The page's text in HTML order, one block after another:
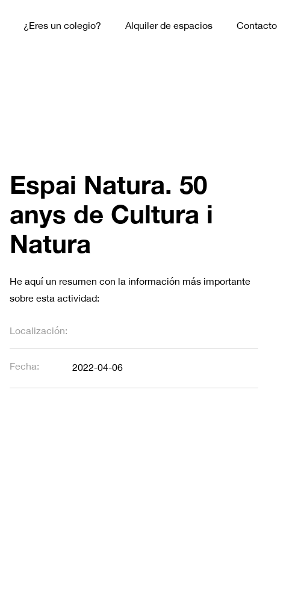
¿Eres un colegio? Alquiler de espacios Contacto
Espai Natura. 50
anys de Cultura i
Natura
He aquí un resumen con la información más importante
sobre esta actividad:
Localización:
Fecha: 2022-04-06